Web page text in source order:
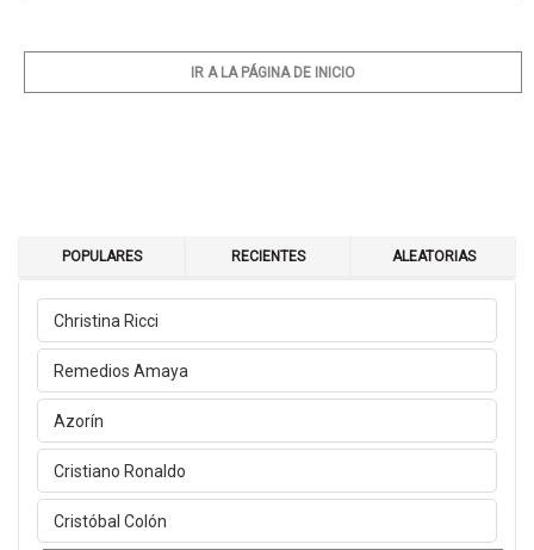
IR A LA PÁGINA DE INICIO
POPULARES RECIENTES ALEATORIAS
Christina Ricci
Remedios Amaya
Azorín
Cristiano Ronaldo
Cristóbal Colón